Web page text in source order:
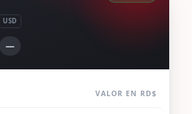
USD
—
VALOR EN RD$